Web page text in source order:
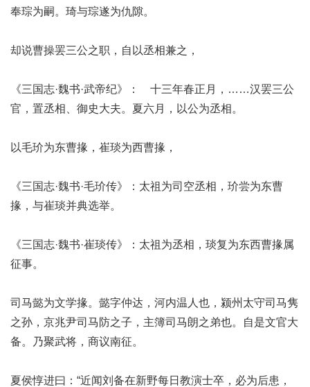
奉琮为嗣。琦与琮遂为仇隙。
却说曹操罢三公之职，自以丞相兼之，
《三国志·魏书·武帝纪》： 十三年春正月，……汉罢三公
官，置丞相、御史大夫。夏六月，以公为丞相。
以毛玠为东曹掾，崔琰为西曹掾，
《三国志·魏书·毛玠传》：太祖为司空丞相，玠尝为东曹
掾，与崔琰并典选举。
《三国志·魏书·崔琰传》：太祖为丞相，琰复为东西曹掾属
征事。
司马懿为文学掾。懿字仲达，河内温人也，颍州太守司马隽
之孙，京兆尹司马防之子，主簿司马朗之弟也。自是文官大
备。乃聚武将，商议南征。
夏侯惇进曰：“近闻刘备在新野每日教演士卒，必为后患，